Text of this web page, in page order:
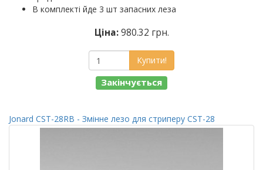
В комплекті йде 3 шт запасних леза
Ціна: 980.32 грн.
Купити!
Закінчується
Jonard CST-28RB - Змінне лезо для стриперу CST-28